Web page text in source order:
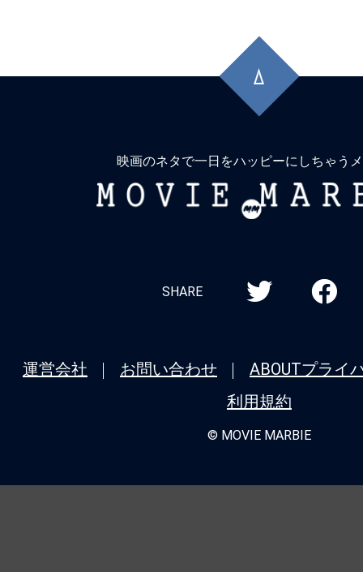
頭
に
映画のネタで一日をハッピーにしちゃう
MOVIE
SHARE
運営会社 お問い合わせ ABOUTプライ
利用規約
© MOVIE MARBIE